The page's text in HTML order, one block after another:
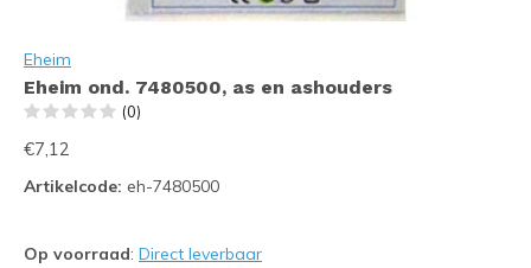
Eheim
Eheim ond. 7480500, as en ashouders
(0)
€7,12
Artikelcode: eh-7480500
Op voorraad: Direct leverbaar